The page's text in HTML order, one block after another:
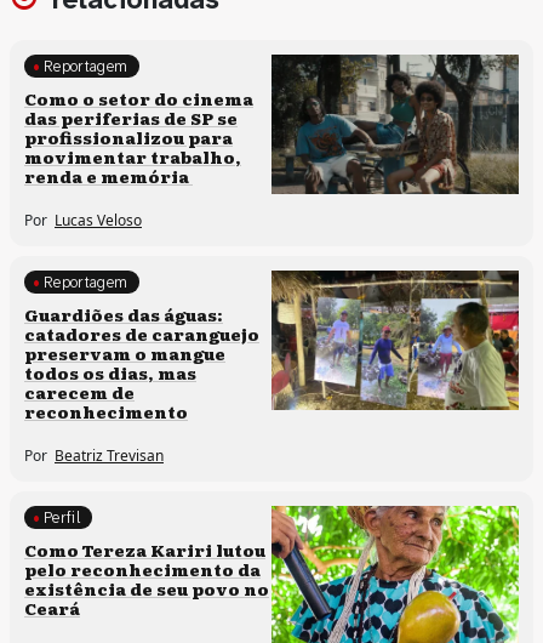
Políticas culturais
Reportagem
Como o setor do cinema
das periferias de SP se
profissionalizou para
movimentar trabalho,
renda e memória
Por Lucas Veloso
Clima e cultura
Reportagem
Guardiões das águas:
catadores de caranguejo
preservam o mangue
todos os dias, mas
carecem de
reconhecimento
Por Beatriz Trevisan
Comunidades tradicionais
Perfil
Como Tereza Kariri lutou
pelo reconhecimento da
existência de seu povo no
Ceará